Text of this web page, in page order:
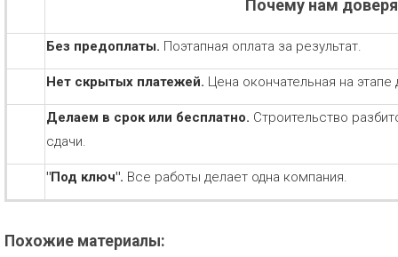
Почему нам
Без предоплаты. Поэтапная оплата за результат.
Нет скрытых платежей. Цена окончательная на этапе
Делаем в срок или бесплатно. Строительство
сдачи.
"Под ключ". Все работы делает одна компания.
Похожие материалы: